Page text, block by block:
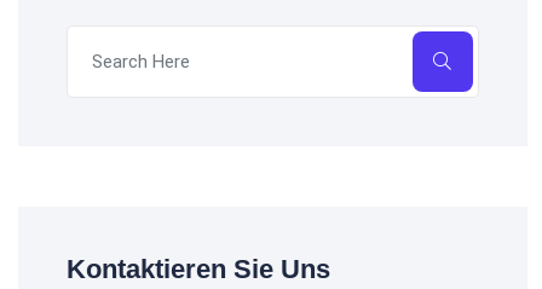
Kontaktieren Sie Uns